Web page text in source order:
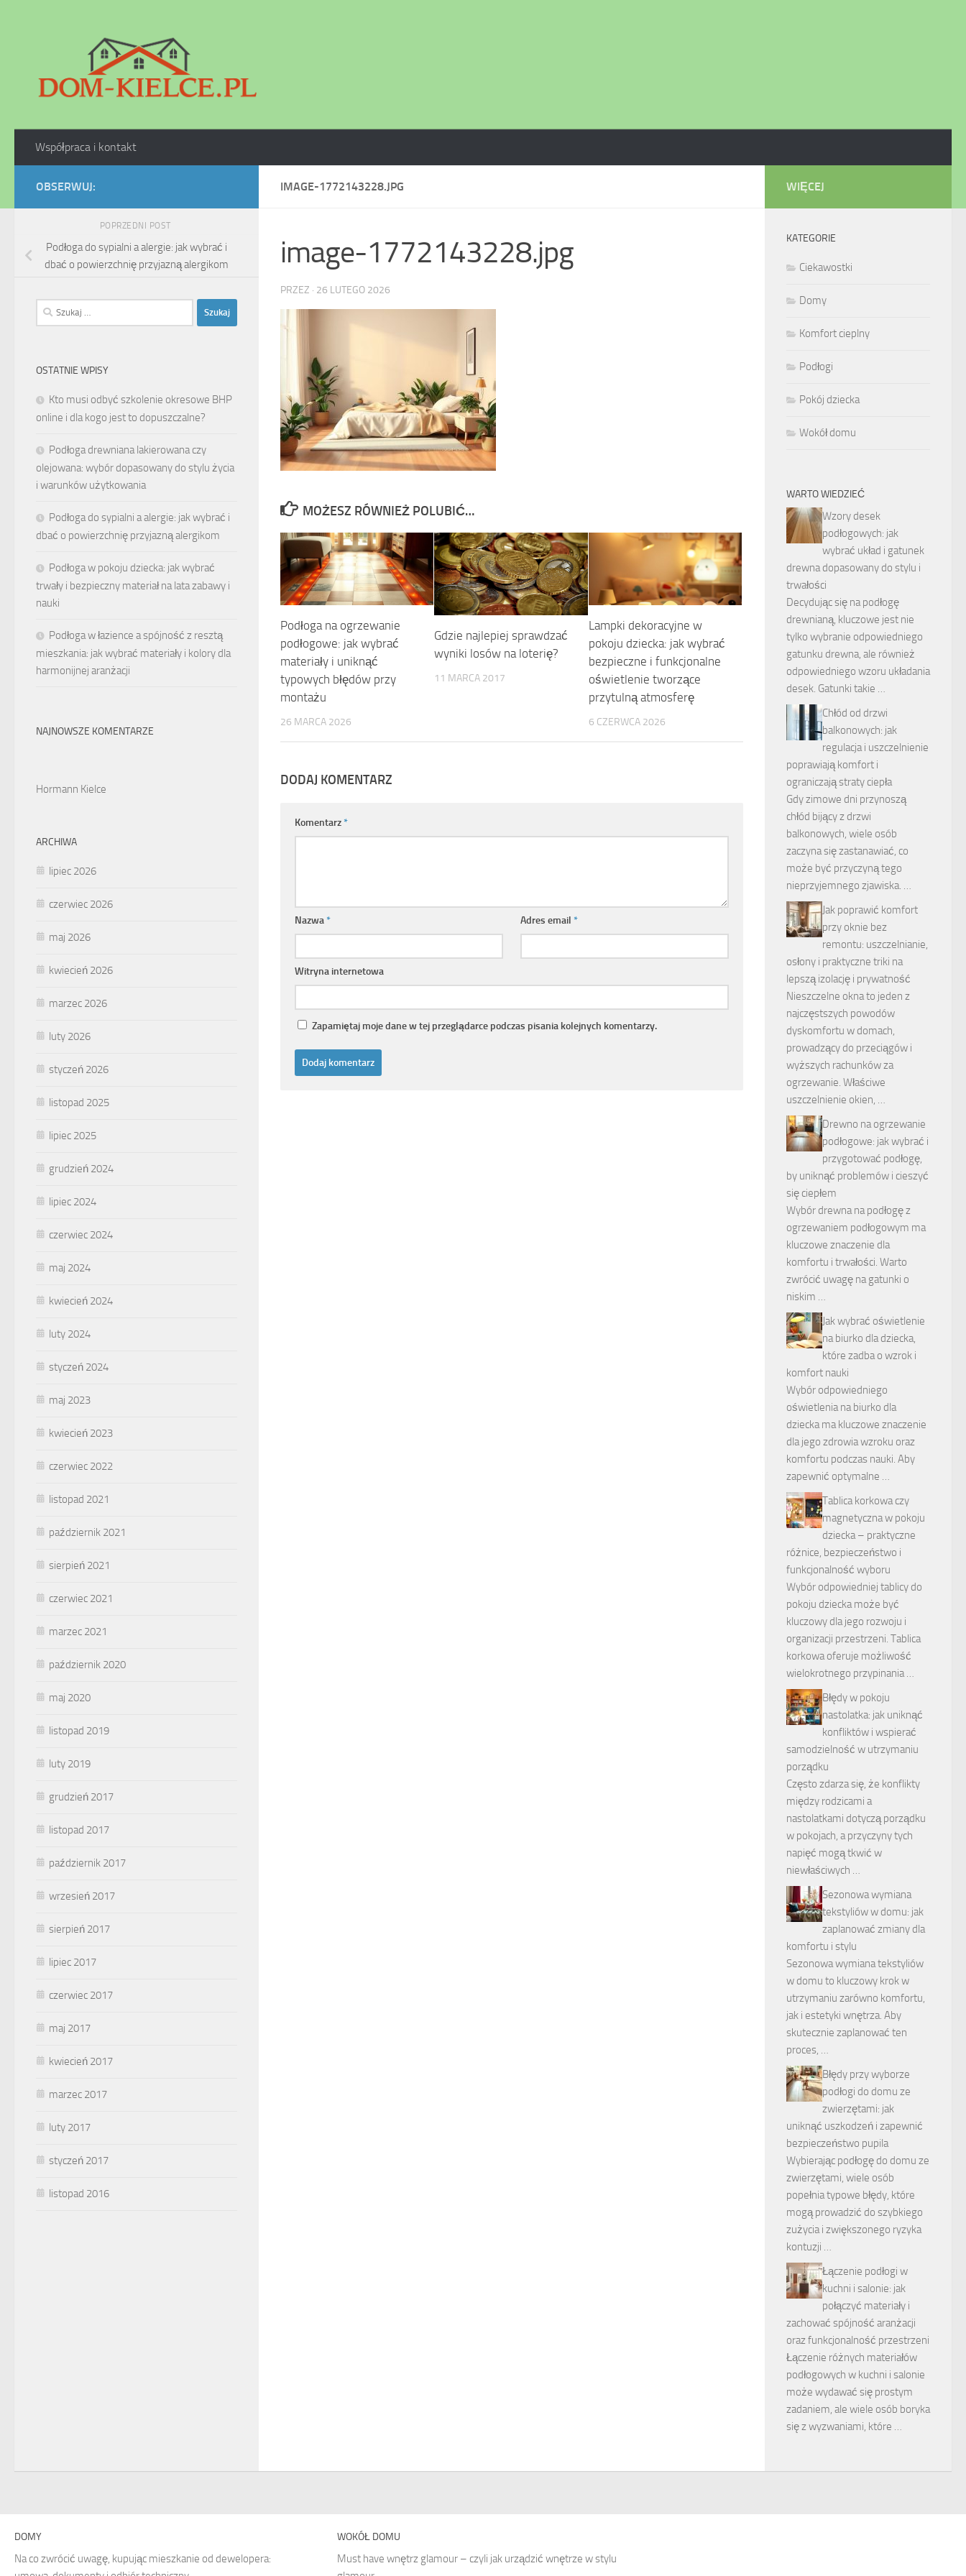
Współpraca i kontakt
IMAGE-1772143228.JPG
image-1772143228.jpg
PRZEZ · 26 LUTEGO 2026
MOŻESZ RÓWNIEŻ POLUBIĆ…
Podłoga na ogrzewanie
podłogowe: jak wybrać
materiały i uniknąć
typowych błędów przy
montażu
26 MARCA 2026
Gdzie najlepiej sprawdzać
wyniki losów na loterię?
11 MARCA 2017
Lampki dekoracyjne w
pokoju dziecka: jak wybrać
bezpieczne i funkcjonalne
oświetlenie tworzące
przytulną atmosferę
6 CZERWCA 2026
DODAJ KOMENTARZ
Komentarz*
Nazwa* Adres email*
Witryna internetowa
Zapamiętaj moje dane w tej przeglądarce podczas pisania kolejnych komentarzy.
OBSERWUJ:
POPRZEDNI POST
Podłoga do sypialni a alergie: jak wybrać i
dbać o powierzchnię przyjazną alergikom
Szukaj:
OSTATNIE WPISY
Kto musi odbyć szkolenie okresowe BHP
online i dla kogo jest to dopuszczalne?
Podłoga drewniana lakierowana czy
olejowana: wybór dopasowany do stylu życia
i warunków użytkowania
Podłoga do sypialni a alergie: jak wybrać i
dbać o powierzchnię przyjazną alergikom
Podłoga w pokoju dziecka: jak wybrać
trwały i bezpieczny materiał na lata zabawy i
nauki
Podłoga w łazience a spójność z resztą
mieszkania: jak wybrać materiały i kolory dla
harmonijnej aranżacji
NAJNOWSZE KOMENTARZE
Hormann Kielce
ARCHIWA
lipiec 2026
czerwiec 2026
maj 2026
kwiecień 2026
marzec 2026
luty 2026
styczeń 2026
listopad 2025
lipiec 2025
grudzień 2024
lipiec 2024
czerwiec 2024
maj 2024
kwiecień 2024
luty 2024
styczeń 2024
maj 2023
kwiecień 2023
czerwiec 2022
listopad 2021
październik 2021
sierpień 2021
czerwiec 2021
marzec 2021
październik 2020
maj 2020
listopad 2019
luty 2019
grudzień 2017
listopad 2017
październik 2017
wrzesień 2017
sierpień 2017
lipiec 2017
czerwiec 2017
maj 2017
kwiecień 2017
marzec 2017
luty 2017
styczeń 2017
listopad 2016
WIĘCEJ
KATEGORIE
Ciekawostki
Domy
Komfort cieplny
Podłogi
Pokój dziecka
Wokół domu
WARTO WIEDZIEĆ
Wzory desek
podłogowych: jak
wybrać układ i gatunek
drewna dopasowany do stylu i
trwałości
Decydując się na podłogę
drewnianą, kluczowe jest nie
tylko wybranie odpowiedniego
gatunku drewna, ale również
odpowiedniego wzoru układania
desek. Gatunki takie …
Chłód od drzwi
balkonowych: jak
regulacja i uszczelnienie
poprawiają komfort i
ograniczają straty ciepła
Gdy zimowe dni przynoszą
chłód bijący z drzwi
balkonowych, wiele osób
zaczyna się zastanawiać, co
może być przyczyną tego
nieprzyjemnego zjawiska. …
Jak poprawić komfort
przy oknie bez
remontu: uszczelnianie,
osłony i praktyczne triki na
lepszą izolację i prywatność
Nieszczelne okna to jeden z
najczęstszych powodów
dyskomfortu w domach,
prowadzący do przeciągów i
wyższych rachunków za
ogrzewanie. Właściwe
uszczelnienie okien, …
Drewno na ogrzewanie
podłogowe: jak wybrać i
przygotować podłogę,
by uniknąć problemów i cieszyć
się ciepłem
Wybór drewna na podłogę z
ogrzewaniem podłogowym ma
kluczowe znaczenie dla
komfortu i trwałości. Warto
zwrócić uwagę na gatunki o
niskim …
Jak wybrać oświetlenie
na biurko dla dziecka,
które zadba o wzrok i
komfort nauki
Wybór odpowiedniego
oświetlenia na biurko dla
dziecka ma kluczowe znaczenie
dla jego zdrowia wzroku oraz
komfortu podczas nauki. Aby
zapewnić optymalne …
Tablica korkowa czy
magnetyczna w pokoju
dziecka – praktyczne
różnice, bezpieczeństwo i
funkcjonalność wyboru
Wybór odpowiedniej tablicy do
pokoju dziecka może być
kluczowy dla jego rozwoju i
organizacji przestrzeni. Tablica
korkowa oferuje możliwość
wielokrotnego przypinania …
Błędy w pokoju
nastolatka: jak uniknąć
konfliktów i wspierać
samodzielność w utrzymaniu
porządku
Często zdarza się, że konflikty
między rodzicami a
nastolatkami dotyczą porządku
w pokojach, a przyczyny tych
napięć mogą tkwić w
niewłaściwych …
Sezonowa wymiana
tekstyliów w domu: jak
zaplanować zmiany dla
komfortu i stylu
Sezonowa wymiana tekstyliów
w domu to kluczowy krok w
utrzymaniu zarówno komfortu,
jak i estetyki wnętrza. Aby
skutecznie zaplanować ten
proces, …
Błędy przy wyborze
podłogi do domu ze
zwierzętami: jak
uniknąć uszkodzeń i zapewnić
bezpieczeństwo pupila
Wybierając podłogę do domu ze
zwierzętami, wiele osób
popełnia typowe błędy, które
mogą prowadzić do szybkiego
zużycia i zwiększonego ryzyka
kontuzji …
Łączenie podłogi w
kuchni i salonie: jak
połączyć materiały i
zachować spójność aranżacji
oraz funkcjonalność przestrzeni
Łączenie różnych materiałów
podłogowych w kuchni i salonie
może wydawać się prostym
zadaniem, ale wiele osób boryka
się z wyzwaniami, które …
DOMY
Na co zwrócić uwagę, kupując mieszkanie od dewelopera:
WOKÓŁ DOMU
Must have wnętrz glamour – czyli jak urządzić wnętrze w stylu